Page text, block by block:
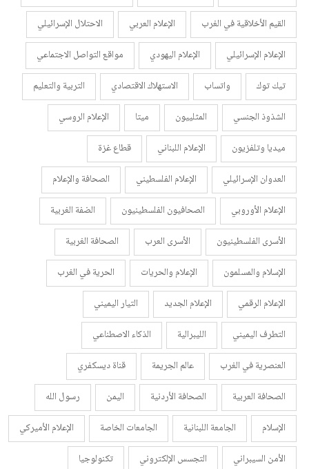
القيم الأخلاقية في الغرب
الإعلام العربي
الاحتلال الإسرائيلي
الإعلام الإسرائيلي
الإعلام اليهودي
مواقع التواصل الاجتماعي
تيك توك
واتساب الاستهلاك الاقتصادي
التربية والتعليم
الشذوذ الجنسي
المثلييون ميتا
الإعلام الروسي
ميديا وتلفزيون
الإعلام اللبناني
قطاع غزة
العدوان الإسرائيلي
الإعلام الفلسطيني
الصحافة والإعلام
الإعلام الأوروبي
الصحافيون الفلسطينيون
الضفة الغربية
الأسرى الفلسطينيون
الأسرى العرب
الصحافة الغربية
الإسلام والمسلمون
الإعلام والحريات
الحرية في الغرب
الإعلام الرقمي
الإعلام الجديد
التيار اليميني
التطرف اليميني
الليبرالية
الذكاء الاصطناعي
العنصرية في الغرب
عالم الجريمة
قناة ديسكفري
الصحافة العربية
الصحافة الأردنية اليمن
رسول الله
الإسلام
الجامعة اللبنانية الجامعات الخاصة
الإعلام الأميركي
الأمن السيبراني
التجسس الإلكتروني
تكنولوجيا